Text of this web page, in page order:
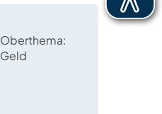
Oberthema
Geld